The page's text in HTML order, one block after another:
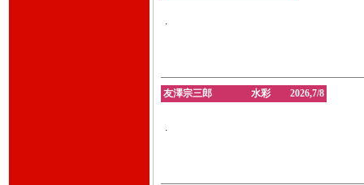
.
友澤宗三郎 水彩 2026,7/8
.